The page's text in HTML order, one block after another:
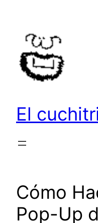
contenido
El
Cómo
Pop-Up